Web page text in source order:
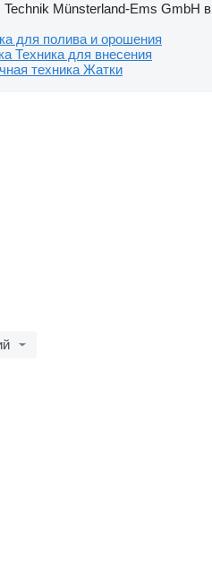
Münsterland-Ems GmbH в
для полива и орошения
Техника для внесения
техника Жатки